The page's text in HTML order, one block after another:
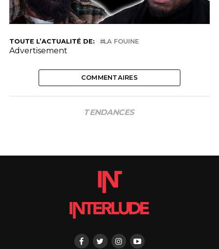
TOUTE L’ACTUALITÉ DE: LA FOUINE
Advertisement
COMMENTAIRES
TENDANCES